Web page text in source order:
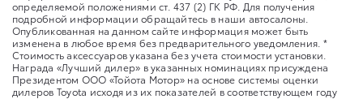
определяемой положениями ст. 437 (2) ГК РФ. Для получения
подробной информации обращайтесь в наши автосалоны.
Опубликованная на данном сайте информация может быть
изменена в любое время без предварительного уведомления. *
Стоимость аксессуаров указана без учета стоимости установки.
Награда «Лучший дилер» в указанных номинациях присуждена
Президентом ООО «Тойота Мотор» на основе системы оценки
дилеров Toyota исходя из их показателей в соответствующем году